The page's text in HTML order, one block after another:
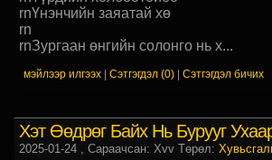
rnҮнэнчийн заяатай хө
rn
rnЗургаан өнгийн солонго нь х...
мэйлээр илгээх Сэтгэгдэл (0)| Сэтгэгдэл бичих
Хэт Өөдрөг Байх Нь Бурууг
2025-01-24, Сараачсан: Xvv Төрөл: